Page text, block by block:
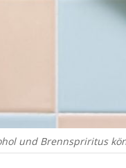
und Brennspriritus